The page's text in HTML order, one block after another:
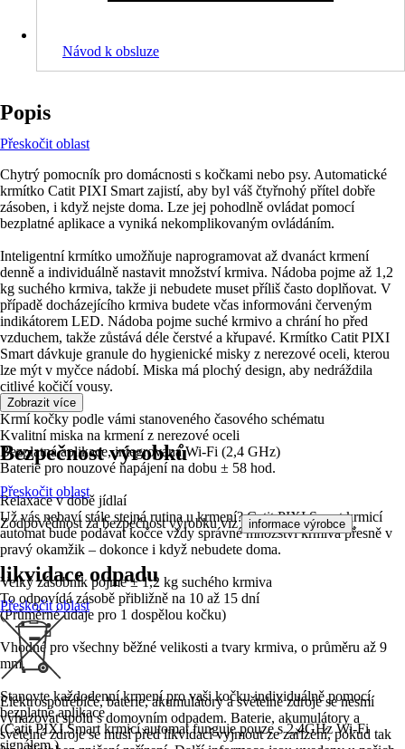
Návod k obsluze
Popis
Přeskočit oblast
Chytrý pomocník pro domácnosti s kočkami nebo psy. Automatické
krmítko Catit PIXI Smart zajistí, aby byl váš čtyřnohý přítel dobře
zásoben, i když nejste doma. Lze jej pohodlně ovládat pomocí
bezplatné aplikace a vyniká nekomplikovaným ovládáním.
Inteligentní krmítko umožňuje naprogramovat až dvanáct krmení
denně a individuálně nastavit množství krmiva. Nádoba pojme až 1,2
kg suchého krmiva, takže ji nebudete muset příliš často doplňovat. V
případě docházejícího krmiva budete včas informováni červeným
indikátorem LED. Nádoba pojme suché krmivo a chrání ho před
vzduchem, takže zůstává déle čerstvé a křupavé. Krmítko Catit PIXI
Smart dávkuje granule do hygienické misky z nerezové oceli, kterou
lze mýt v myčce nádobí. Miska má plochý design, aby nedráždila
citlivé kočičí vousy.
Krmí kočky podle vámi stanoveného časového schématu
Kvalitní miska na krmení z nerezové oceli
Bezplatná aplikace, integrovaná Wi-Fi (2,4 GHz)
Baterie pro nouzové napájení na dobu ± 58 hod.
Relaxace v době jídlaí
Už vás nebaví stále stejná rutina u krmení? Catit PIXI Smart krmicí
automat bude podávat kočce vždy správné množství krmiva přesně v
pravý okamžik – dokonce i když nebudete doma.
Velký zásobník pojme ± 1,2 kg suchého krmiva
To odpovídá zásobě přibližně na 10 až 15 dní
(Průměrné údaje pro 1 dospělou kočku)
Vhodné pro všechny běžné velikosti a tvary krmiva, o průměru až 9
mm.
Stanovte každodenní krmení pro vaši kočku individuálně pomocí
bezplatné aplikace
(Catit PIXI Smart krmicí automat funguje pouze s 2,4GHz Wi-Fi
signálem.)
Zobrazit více
Bezpečnost výrobků
Přeskočit oblast
Zodpovědnost za bezpečnost výrobku viz informace výrobce .
likvidace odpadu
Přeskočit oblast
Elektrospotřebiče, baterie, akumulátory a světelné zdroje se nesmí
vyhazovat spolu s domovním odpadem. Baterie, akumulátory a
světelné zdroje se musí před likvidací vyjmout ze zařízení, pokud tak